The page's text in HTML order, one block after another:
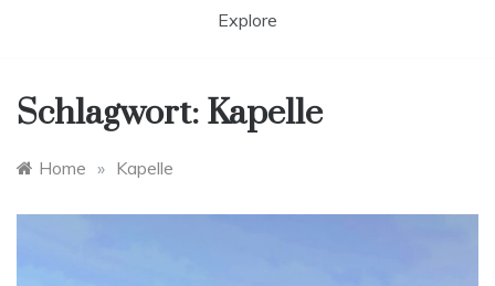
Explore
Schlagwort: Kapelle
Home » Kapelle